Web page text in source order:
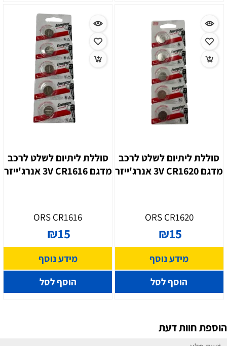
סוללת ליתיום לשלט לרכב
מדגם CR1620 ‏3V אנרג'ייזר
ORS CR1620
₪15
מידע נוסף
הוסף לסל
סוללת ליתיום לשלט לרכב
מדגם CR1616 ‏3V אנרג'ייזר
ORS CR1616
₪15
מידע נוסף
הוסף לסל
הוספת חוות דעת